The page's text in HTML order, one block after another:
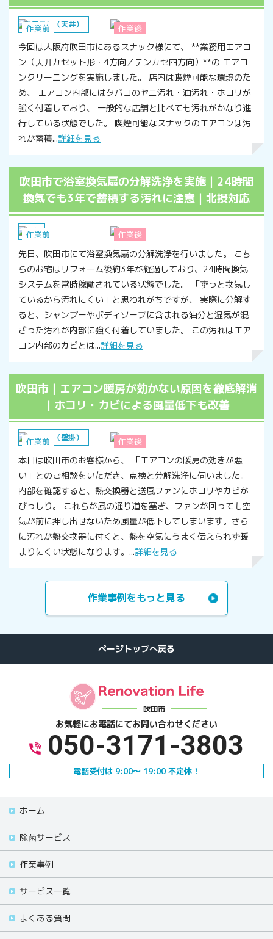
作業前 作業後
エアコン（天井）
今回は大阪府吹田市にあるスナック様にて、 **業務用エアコ
ン（天井カセット形・4方向／テンカセ四方向）**の エアコ
ンクリーニングを実施しました。 店内は喫煙可能な環境のた
め、 エアコン内部にはタバコのヤニ汚れ・油汚れ・ホコリが
強く付着しており、 一般的な店舗と比べても汚れがかなり進
行している状態でした。 喫煙可能なスナックのエアコンは汚
れが蓄積...詳細を見る
吹田市で浴室換気扇の分解洗浄を実施｜24時間
換気でも3年で蓄積する汚れに注意｜北摂対応
作業前 作業後
浴室
先日、吹田市にて浴室換気扇の分解洗浄を行いました。 こち
らのお宅はリフォーム後約3年が経過しており、24時間換気
システムを常時稼働されている状態でした。 「ずっと換気し
ているから汚れにくい」と思われがちですが、 実際に分解す
ると、シャンプーやボディソープに含まれる油分と湿気が混
ざった汚れが内部に強く付着していました。 この汚れはエア
コン内部のカビとは...詳細を見る
吹田市｜エアコン暖房が効かない原因を徹底解消
｜ホコリ・カビによる風量低下も改善
作業前 作業後
エアコン（壁掛）
本日は吹田市のお客様から、 「エアコンの暖房の効きが悪
い」とのご相談をいただき、点検と分解洗浄に伺いました。
内部を確認すると、熱交換器と送風ファンにホコリやカビが
びっしり。 これらが風の通り道を塞ぎ、ファンが回っても空
気が前に押し出せないため風量が低下してしまいます。さら
に汚れが熱交換器に付くと、熱を空気にうまく伝えられず暖
まりにくい状態になります。...詳細を見る
作業事例をもっと見る
吹田市
お気軽にお電話にてお問い合わせください
050-3171-3803
電話受付は 9:00～ 19:00 不定休！
ホーム
除菌サービス
作業事例
サービス一覧
よくある質問